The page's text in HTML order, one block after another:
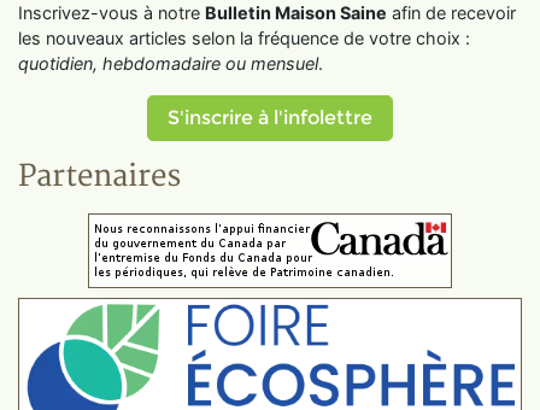
Inscrivez-vous à notre Bulletin Maison Saine afin de recevoir
les nouveaux articles selon la fréquence de votre choix :
quotidien, hebdomadaire ou mensuel.
S'inscrire à l'infolettre
Partenaires